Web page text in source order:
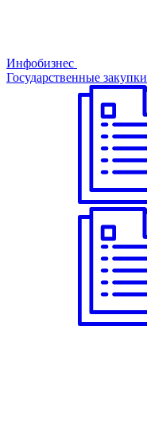
Инфобизнес
Государственные закупки